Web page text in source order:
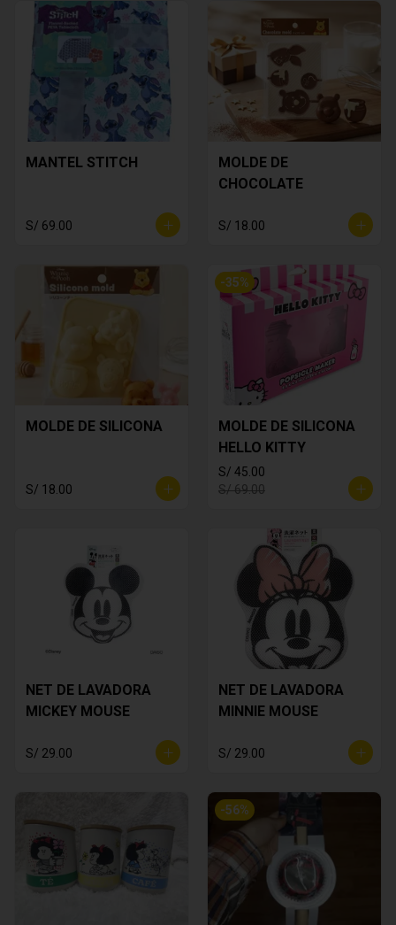
MANTEL STITCH
S/ 69.00
MOLDE DE
CHOCOLATE
S/ 18.00
MOLDE DE SILICONA
S/ 18.00
-35%
MOLDE DE SILICONA
HELLO KITTY
S/ 45.00
S/ 69.00
NET DE LAVADORA
MICKEY MOUSE
S/ 29.00
NET DE LAVADORA
MINNIE MOUSE
S/ 29.00
-56%